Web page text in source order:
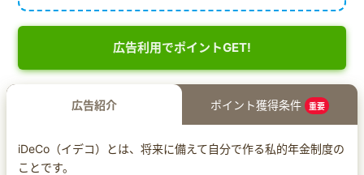
広告利用でポイントGET!
広告紹介 ポイント獲得条件 重要
iDeCo（イデコ）とは、将来に備えて自分で作る私的年金制度の
ことです。